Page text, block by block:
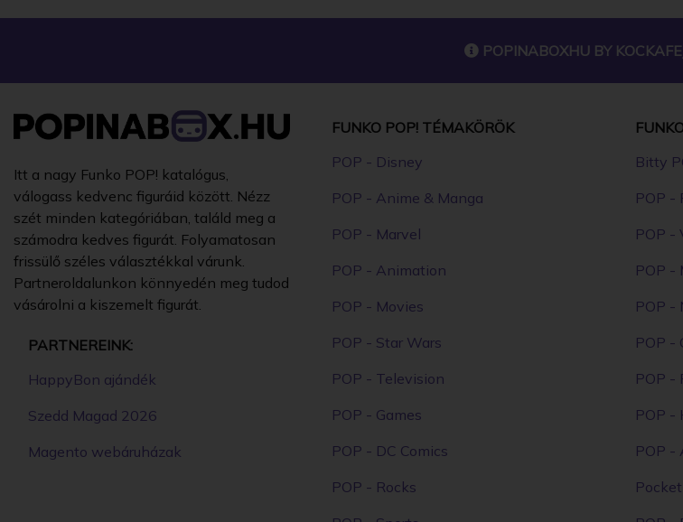
POPINABOXHU BY
Itt a nagy Funko POP! katalógus,
válogass kedvenc figuráid között. Nézz
szét minden kategóriában, találd meg a
számodra kedves figurát. Folyamatosan
frissülő széles választékkal várunk.
Partneroldalunkon könnyedén meg tudod
vásárolni a kiszemelt figurát.
PARTNEREINK:
HappyBon ajándék
Szedd Magad 2026
Magento webáruházak
FUNKO POP! TÉMAKÖRÖK
POP - Disney
POP - Anime & Manga
POP - Marvel
POP - Animation
POP - Movies
POP - Star Wars
POP - Television
POP - Games
POP - DC Comics
POP - Rocks
Bitty
POP -
POP -
POP -
POP -
POP -
POP -
POP -
POP -